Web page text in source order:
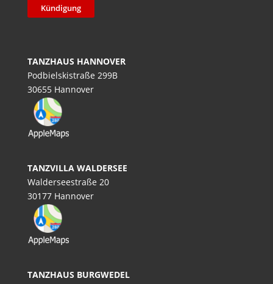
Kündigung
TANZHAUS HANNOVER
Podbielskistraße 299B
30655 Hannover
TANZVILLA WALDERSEE
Walderseestraße 20
30177 Hannover
TANZHAUS BURGWEDEL